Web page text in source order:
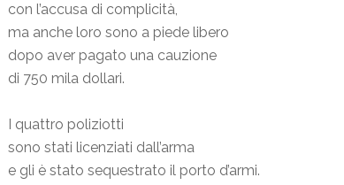
con l’accusa di complicità,
ma anche loro sono a piede libero
dopo aver pagato una cauzione
di 750 mila dollari.
I quattro poliziotti
sono stati licenziati dall’arma
e gli è stato sequestrato il porto d’armi.